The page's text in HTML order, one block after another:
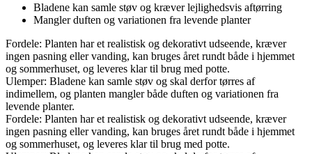
Bladene kan samle støv og kræver lejlighedsvis aftørring
Mangler duften og variationen fra levende planter
Fordele: Planten har et realistisk og dekorativt udseende, kræver
ingen pasning eller vanding, kan bruges året rundt både i hjemmet
og sommerhuset, og leveres klar til brug med potte.
Ulemper: Bladene kan samle støv og skal derfor tørres af
indimellem, og planten mangler både duften og variationen fra
levende planter.
Fordele: Planten har et realistisk og dekorativt udseende, kræver
ingen pasning eller vanding, kan bruges året rundt både i hjemmet
og sommerhuset, og leveres klar til brug med potte.